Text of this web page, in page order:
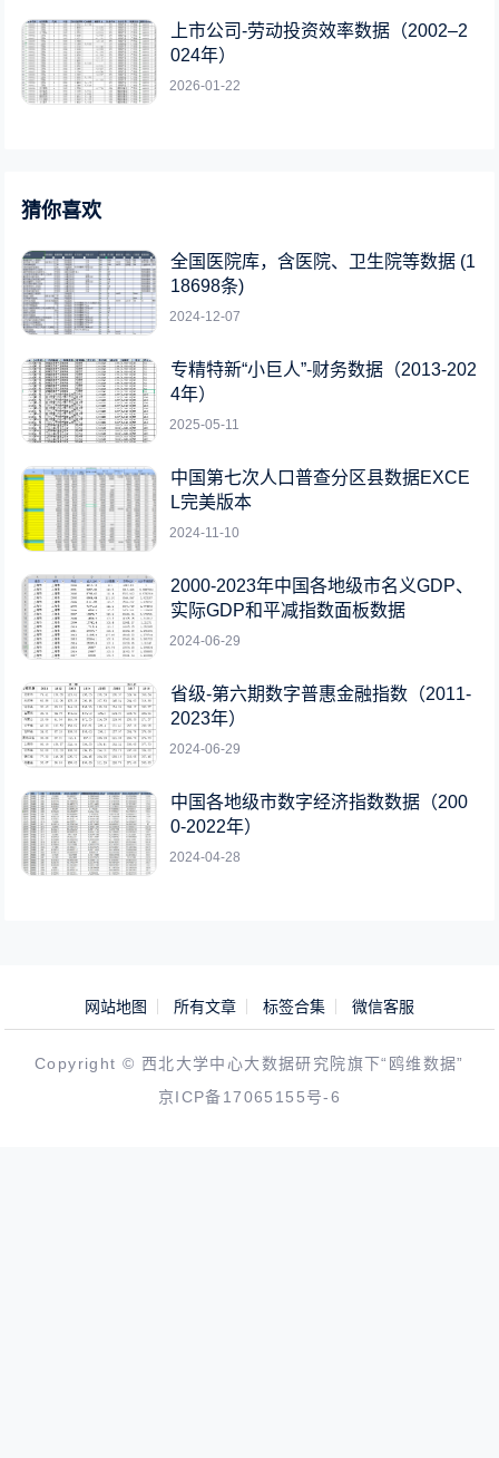
上市公司-劳动投资效率数据（2002–2
024年）
2026-01-22
猜你喜欢
全国医院库，含医院、卫生院等数据 (1
18698条)
2024-12-07
专精特新“小巨人”-财务数据（2013-202
4年）
2025-05-11
中国第七次人口普查分区县数据EXCE
L完美版本
2024-11-10
2000-2023年中国各地级市名义GDP、
实际GDP和平减指数面板数据
2024-06-29
省级-第六期数字普惠金融指数（2011-
2023年）
2024-06-29
中国各地级市数字经济指数数据（200
0-2022年）
2024-04-28
网站地图 所有文章 标签合集 微信客服
Copyright © 西北大学中心大数据研究院旗下“鸥维数据”
京ICP备17065155号-6